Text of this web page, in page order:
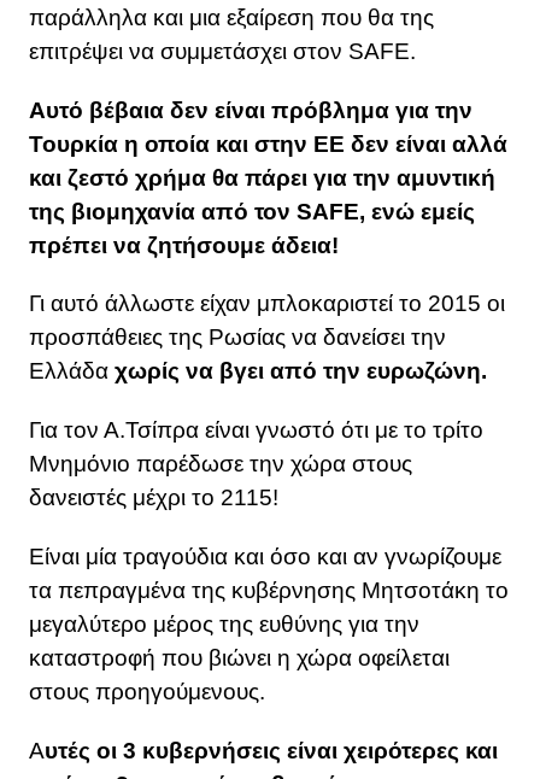
παράλληλα και μια εξαίρεση που θα της
επιτρέψει να συμμετάσχει στον SAFE.
Αυτό βέβαια δεν είναι πρόβλημα για την
Τουρκία η οποία και στην ΕΕ δεν είναι αλλά
και ζεστό χρήμα θα πάρει για την αμυντική
της βιομηχανία από τον SAFE, ενώ εμείς
πρέπει να ζητήσουμε άδεια!
Γι αυτό άλλωστε είχαν μπλοκαριστεί το 2015 οι
προσπάθειες της Ρωσίας να δανείσει την
Ελλάδα χωρίς να βγει από την ευρωζώνη.
Για τον Α.Τσίπρα είναι γνωστό ότι με το τρίτο
Μνημόνιο παρέδωσε την χώρα στους
δανειστές μέχρι το 2115!
Είναι μία τραγούδια και όσο και αν γνωρίζουμε
τα πεπραγμένα της κυβέρνησης Μητσοτάκη το
μεγαλύτερο μέρος της ευθύνης για την
καταστροφή που βιώνει η χώρα οφείλεται
στους προηγούμενους.
Αυτές οι 3 κυβερνήσεις είναι χειρότερες και